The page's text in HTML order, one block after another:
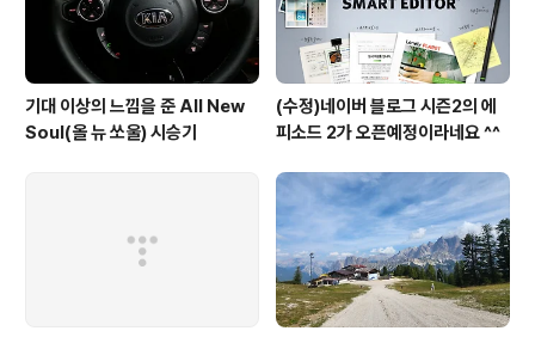
기대 이상의 느낌을 준 All New
Soul(올 뉴 쏘울) 시승기
(수정)네이버 블로그 시즌2의 에
피소드 2가 오픈예정이라네요 ^^